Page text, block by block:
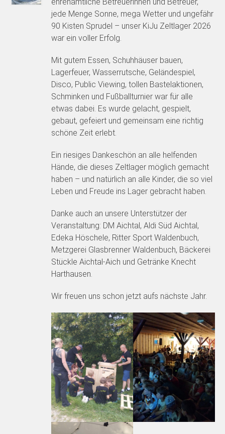
jede Menge Sonne, mega Wetter und ungefähr
90 Kisten Sprudel – unser KiJu Zeltlager 2026
war ein voller Erfolg.
Mit gutem Essen, Schuhhäuser bauen,
Lagerfeuer, Wasserrutsche, Geländespiel,
Disco, Public Viewing, tollen Bastelaktionen,
Schminken und Fußballturnier war für alle
etwas dabei. Es wurde gelacht, gespielt,
gebaut, gefeiert und gemeinsam eine richtig
schöne Zeit erlebt.
Ein riesiges Dankeschön an alle helfenden
Hände, die dieses Zeltlager möglich gemacht
haben – und natürlich an alle Kinder, die so viel
Leben und Freude ins Lager gebracht haben.
Danke auch an unsere Unterstützer der
Veranstaltung: DM Aichtal, Aldi Süd Aichtal,
Edeka Höschele, Ritter Sport Waldenbuch,
Metzgerei Glasbrenner Waldenbuch, Bäckerei
Stückle Aichtal-Aich und Getränke Knecht
Harthausen.
Wir freuen uns schon jetzt aufs nächste Jahr.